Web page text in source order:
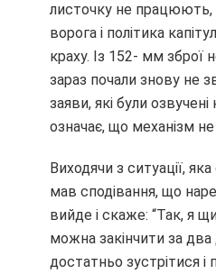
листочку не
ворога і політика
краху. Із 152- мм зброї
зараз почали знову не
заяви, які були
означає, що механізм
Виходячи з ситуації,
мав сподівання, що
вийде і скаже: “Так, я
можна закінчити за
достатньо зустрітися і